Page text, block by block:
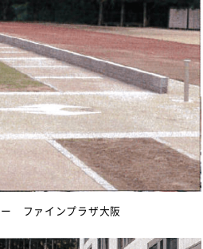
ファインプラザ大阪